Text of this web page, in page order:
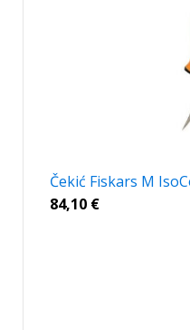
Čekić Fiskars M
84,10 €